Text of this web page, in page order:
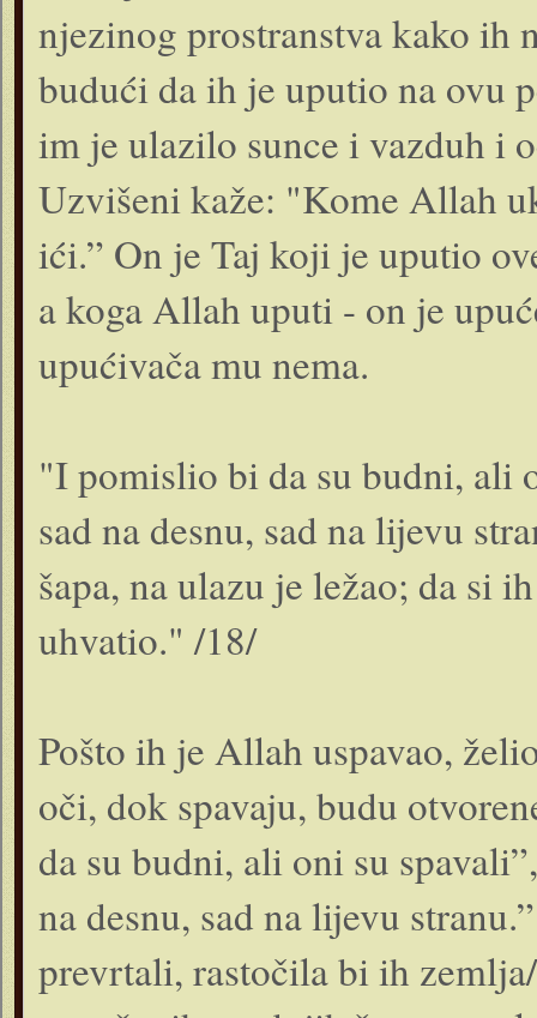
njezinog prostranstva kako ih
budući da ih je uputio na ovu
im je ulazilo sunce i vazduh i
Uzvišeni kaže: "Kome Allah
ići.” On je Taj koji je uputio
a koga Allah uputi - on je
upućivača mu nema.
"I pomislio bi da su budni, ali
sad na desnu, sad na lijevu
šapa, na ulazu je ležao; da si
uhvatio." /18/
Pošto ih je Allah uspavao,
oči, dok spavaju, budu
da su budni, ali oni su
na desnu, sad na lijevu
prevrtali, rastočila bi ih